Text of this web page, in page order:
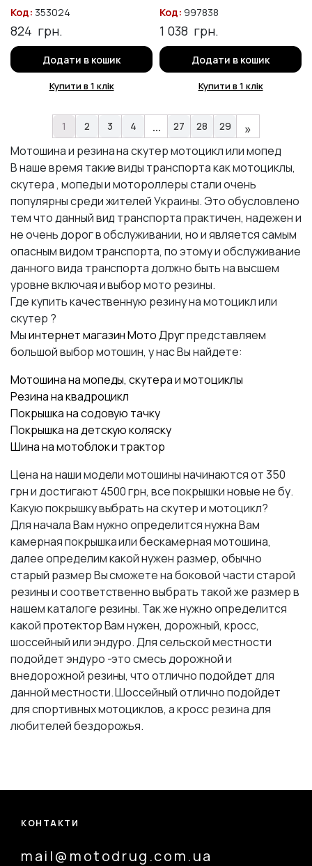
Код: 353024
824 грн.
Додати в кошик
Купити в 1 клік
Код: 997838
1 038 грн.
Додати в кошик
Купити в 1 клік
1 2 3 4 … 27 28 29 »
Мотошина и резина на скутер мотоцикл или мопед
В наше время такие виды транспорта как мотоциклы,
скутера , мопеды и мотороллеры стали очень
популярны среди жителей Украины. Это обусловлено
тем что данный вид транспорта практичен, надежен и
не очень дорог в обслуживании, но и является самым
опасным видом транспорта, по этому и обслуживание
данного вида транспорта должно быть на высшем
уровне включая и выбор мото резины.
Где купить качественную резину на мотоцикл или
скутер ?
Мыинтернет магазин Мото Другпредставляем
большой выбор мотошин, у нас Вы найдете:
Мотошина на мопеды, скутера и мотоциклы
Резина на квадроцикл
Покрышка на содовую тачку
Покрышка на детскую коляску
Шина на мотоблок и трактор
Цена на наши модели мотошины начинаются от 350
грн и достигают 4500 грн, все покрышки новые не бу.
Какую покрышку выбрать на скутер и мотоцикл?
Для начала Вам нужно определится нужна Вам
камерная покрышка или бескамерная мотошина,
далее определим какой нужен размер, обычно
старый размер Вы сможете на боковой части старой
резины и соответственно выбрать такой же размер в
нашем каталоге резины. Так же нужно определится
какой протектор Вам нужен, дорожный, кросс,
шоссейный или эндуро. Для сельской местности
подойдет эндуро -это смесь дорожной и
внедорожной резины, что отлично подойдет для
данной местности. Шоссейный отлично подойдет
для спортивных мотоциклов, а кросс резина для
любителей бездорожья.
КОНТАКТИ
mail@motodrug.com.ua